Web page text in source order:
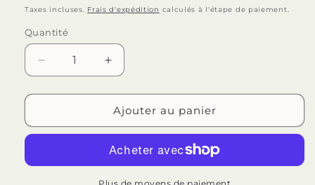
habituel
Taxes incluses. Frais d'expédition calculés à l'étape de paiement.
Quantité
Quantité
Réduire
la
quantité
METAL
ANNEAU
Augmenter
la
quantité
de
METAL
-
ANNEAU
Ajouter au panier